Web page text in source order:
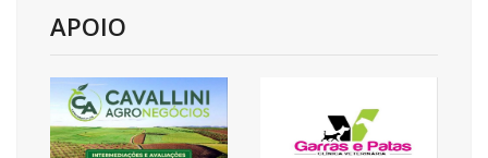
APOIO